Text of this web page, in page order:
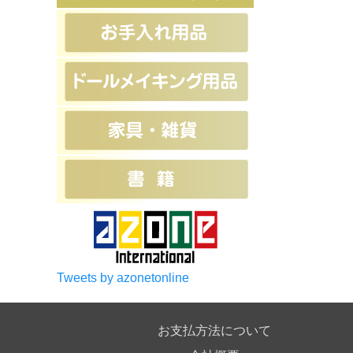
Tweets by azonetonline
お支払方法について